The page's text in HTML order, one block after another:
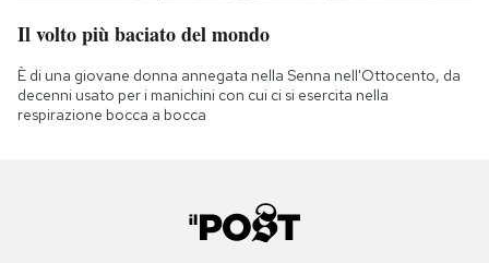
Il volto più baciato del mondo
È di una giovane donna annegata nella Senna nell'Ottocento, da
decenni usato per i manichini con cui ci si esercita nella
respirazione bocca a bocca